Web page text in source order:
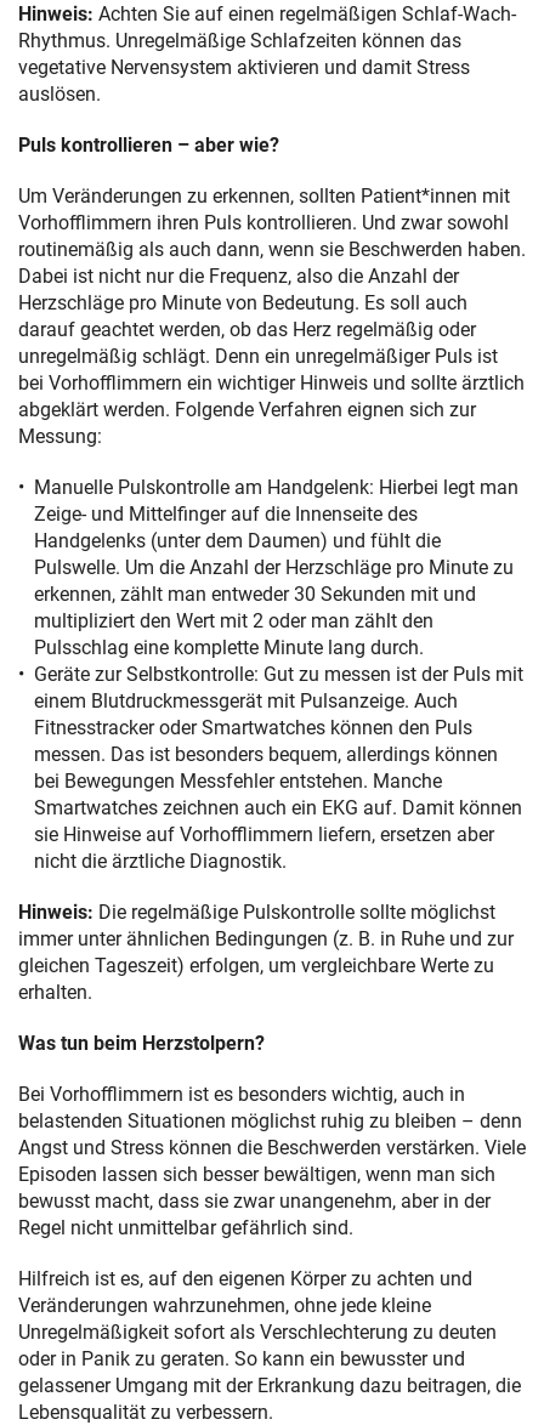
Hinweis: Achten Sie auf einen regelmäßigen Schlaf-Wach-
Rhythmus. Unregelmäßige Schlafzeiten können das
vegetative Nervensystem aktivieren und damit Stress
auslösen.
Puls kontrollieren – aber wie?
Um Veränderungen zu erkennen, sollten Patient*innen mit
Vorhofflimmern ihren Puls kontrollieren. Und zwar sowohl
routinemäßig als auch dann, wenn sie Beschwerden haben.
Dabei ist nicht nur die Frequenz, also die Anzahl der
Herzschläge pro Minute von Bedeutung. Es soll auch
darauf geachtet werden, ob das Herz regelmäßig oder
unregelmäßig schlägt. Denn ein unregelmäßiger Puls ist
bei Vorhofflimmern ein wichtiger Hinweis und sollte ärztlich
abgeklärt werden. Folgende Verfahren eignen sich zur
Messung:
Manuelle Pulskontrolle am Handgelenk: Hierbei legt man
Zeige- und Mittelfinger auf die Innenseite des
Handgelenks (unter dem Daumen) und fühlt die
Pulswelle. Um die Anzahl der Herzschläge pro Minute zu
erkennen, zählt man entweder 30 Sekunden mit und
multipliziert den Wert mit 2 oder man zählt den
Pulsschlag eine komplette Minute lang durch.
Geräte zur Selbstkontrolle: Gut zu messen ist der Puls mit
einem Blutdruckmessgerät mit Pulsanzeige. Auch
Fitnesstracker oder Smartwatches können den Puls
messen. Das ist besonders bequem, allerdings können
bei Bewegungen Messfehler entstehen. Manche
Smartwatches zeichnen auch ein EKG auf. Damit können
sie Hinweise auf Vorhofflimmern liefern, ersetzen aber
nicht die ärztliche Diagnostik.
Hinweis: Die regelmäßige Pulskontrolle sollte möglichst
immer unter ähnlichen Bedingungen (z. B. in Ruhe und zur
gleichen Tageszeit) erfolgen, um vergleichbare Werte zu
erhalten.
Was tun beim Herzstolpern?
Bei Vorhofflimmern ist es besonders wichtig, auch in
belastenden Situationen möglichst ruhig zu bleiben – denn
Angst und Stress können die Beschwerden verstärken. Viele
Episoden lassen sich besser bewältigen, wenn man sich
bewusst macht, dass sie zwar unangenehm, aber in der
Regel nicht unmittelbar gefährlich sind.
Hilfreich ist es, auf den eigenen Körper zu achten und
Veränderungen wahrzunehmen, ohne jede kleine
Unregelmäßigkeit sofort als Verschlechterung zu deuten
oder in Panik zu geraten. So kann ein bewusster und
gelassener Umgang mit der Erkrankung dazu beitragen, die
Lebensqualität zu verbessern.